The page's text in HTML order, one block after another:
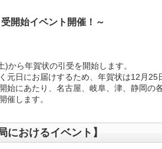
開始イベント開催！～
から年賀状の引受を開始します。
元日にお届けするため、年賀状は12月
始にあたり、名古屋、岐阜、津、静岡の
催します。
におけるイベント】